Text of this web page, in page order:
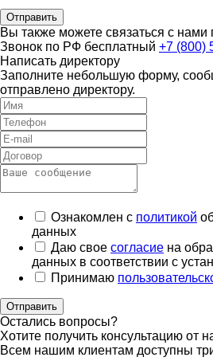
Отправить
Вы также можете связаться с нами
Звонок по РФ бесплатный +7 (800)
Написать директору
Заполните небольшую форму,
отправлено директору.
Ознакомлен с политикой
данных
Даю свое согласие на
данных в соответствии с
Принимаю
Отправить
Остались вопросы?
Хотите получить консультацию от
Всем нашим клиентам доступны